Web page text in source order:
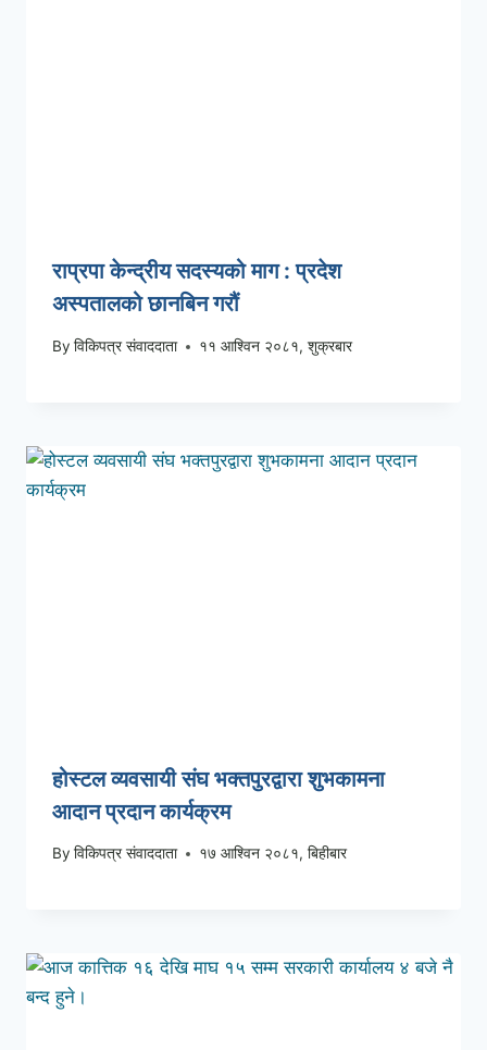
राप्रपा केन्द्रीय सदस्यको माग : प्रदेश
अस्पतालको छानबिन गरौं
By विकिपत्र संवाददाता ११ आश्विन २०८१, शुक्रबार
होस्टल व्यवसायी संघ भक्तपुरद्वारा शुभकामना
आदान प्रदान कार्यक्रम
By विकिपत्र संवाददाता १७ आश्विन २०८१, बिहीबार